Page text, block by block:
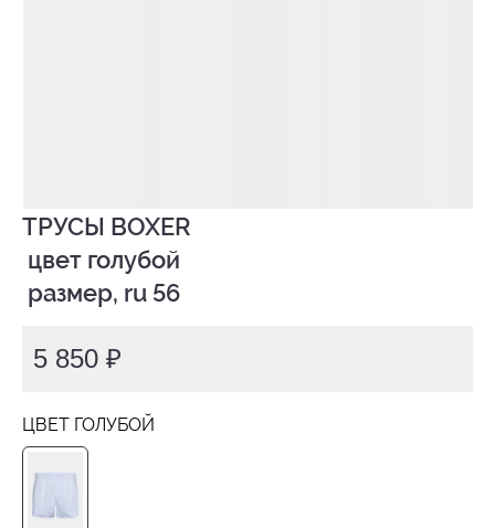
ТРУСЫ BOXER
размер, ru 56
5 850 ₽
ЦВЕТ ГОЛУБОЙ